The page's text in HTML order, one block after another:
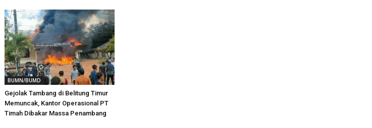
BUMN/BUMD
Gejolak Tambang di Belitung Timur
Memuncak, Kantor Operasional PT
Timah Dibakar Massa Penambang